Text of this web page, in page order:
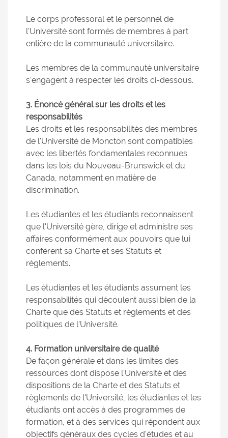
Le corps professoral et le personnel de
l'Université sont formés de membres à part
entière de la communauté universitaire.
Les membres de la communauté universitaire
s'engagent à respecter les droits ci-dessous.
3. Énoncé général sur les droits et les
responsabilités
Les droits et les responsabilités des membres
de l'Université de Moncton sont compatibles
avec les libertés fondamentales reconnues
dans les lois du Nouveau-Brunswick et du
Canada, notamment en matière de
discrimination.
Les étudiantes et les étudiants reconnaissent
que l'Université gère, dirige et administre ses
affaires conformément aux pouvoirs que lui
confèrent sa Charte et ses Statuts et
règlements.
Les étudiantes et les étudiants assument les
responsabilités qui découlent aussi bien de la
Charte que des Statuts et règlements et des
politiques de l'Université.
4. Formation universitaire de qualité
De façon générale et dans les limites des
ressources dont dispose l'Université et des
dispositions de la Charte et des Statuts et
règlements de l'Université, les étudiantes et les
étudiants ont accès à des programmes de
formation, et à des services qui répondent aux
objectifs généraux des cycles d'études et au